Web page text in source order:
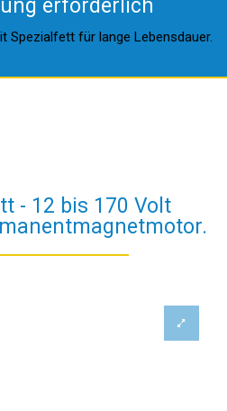
erforderlich
Spezialfett für lange Lebensdauer.
- 12 bis 170 Volt